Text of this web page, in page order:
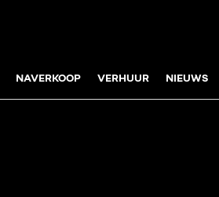
NAVERKOOP VERHUUR NIEUWS